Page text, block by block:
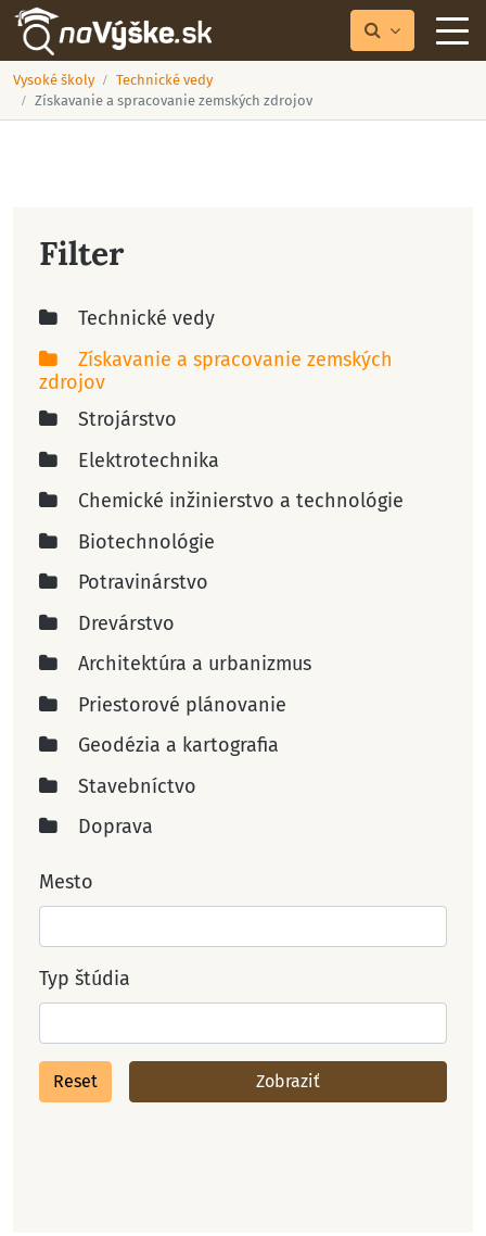
Vysoké školy
Technické vedy
Získavanie a spracovanie zemských zdrojov
Filter
Technické vedy
Získavanie a spracovanie zemských
zdrojov
Strojárstvo
Elektrotechnika
Chemické inžinierstvo a technológie
Biotechnológie
Potravinárstvo
Drevárstvo
Architektúra a urbanizmus
Priestorové plánovanie
Geodézia a kartografia
Stavebníctvo
Doprava
Mesto
Typ štúdia
Reset Zobraziť